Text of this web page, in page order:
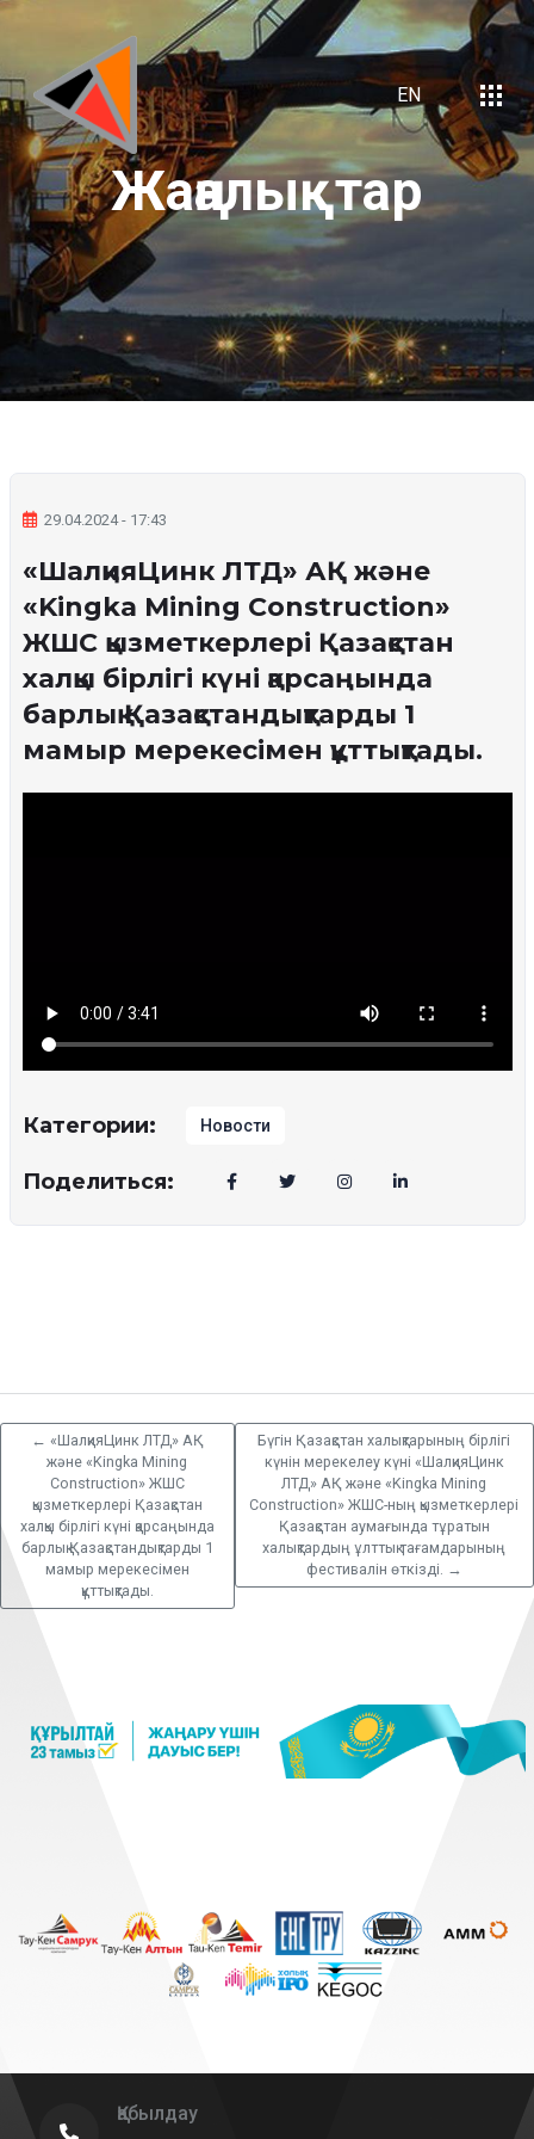
EN
Жаңалықтар
29.04.2024 - 17:43
«ШалқияЦинк ЛТД» АҚ және
«Kingka Mining Construction»
ЖШС қызметкерлері Қазақстан
халқы бірлігі күні қарсаңында
барлық Қазақстандықтарды 1
мамыр мерекесімен құттықтады.
Категории: Новости
Поделиться:
← «ШалқияЦинк ЛТД» АҚ
және «Kingka Mining
Construction» ЖШС
қызметкерлері Қазақстан
халқы бірлігі күні қарсаңында
барлық Қазақстандықтарды 1
мамыр мерекесімен
құттықтады.
Бүгін Қазақстан халықтарының бірлігі
күнін мерекелеу күні «ШалқияЦинк
ЛТД» АҚ және «Kingka Mining
Construction» ЖШС-ның қызметкерлері
Қазақстан аумағында тұратын
халықтардың ұлттық тағамдарының
фестивалін өткізді. →
Қабылдау